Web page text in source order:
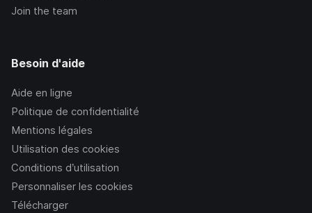
Join the team
Besoin d'aide
Aide en ligne
Politique de confidentialité
Mentions légales
Utilisation des cookies
Conditions d’utilisation
Personnaliser les cookies
Télécharger